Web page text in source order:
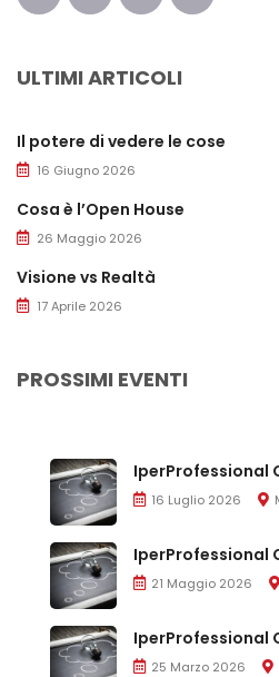
ULTIMI ARTICOLI
Il potere di vedere le cose
16 Giugno 2026
Cosa è l’Open House
26 Maggio 2026
Visione vs Realtà
17 Aprile 2026
PROSSIMI EVENTI
IperProfessional
16 Luglio 2026
IperProfessional
21 Maggio 2026
IperProfessional
25 Marzo 2026